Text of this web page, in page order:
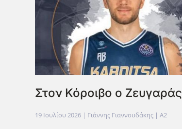
Στον Κόροιβο ο Ζευγαράς
19 Ιουλίου 2026 | Γιάννης Γιαννουδάκης | A2